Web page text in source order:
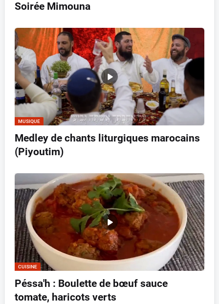
Soirée Mimouna
MUSIQUE
Medley de chants liturgiques marocains
(Piyoutim)
CUISINE
Péssa'h : Boulette de bœuf sauce
tomate, haricots verts